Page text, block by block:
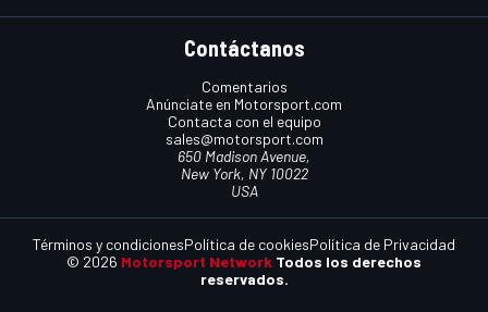
Contáctanos
Comentarios
Anúnciate en Motorsport.com
Contacta con el equipo
sales@motorsport.com
650 Madison Avenue,
New York, NY 10022
USA
© 2026 Motorsport Network Todos los derechos
reservados.
Términos y condicionesPolítica de cookiesPolítica de Privacidad